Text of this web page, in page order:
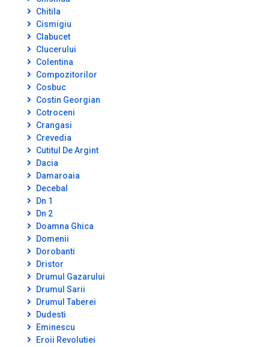
Chitila
Cismigiu
Clabucet
Clucerului
Colentina
Compozitorilor
Cosbuc
Costin Georgian
Cotroceni
Crangasi
Crevedia
Cutitul De Argint
Dacia
Damaroaia
Decebal
Dn 1
Dn 2
Doamna Ghica
Domenii
Dorobanti
Dristor
Drumul Gazarului
Drumul Sarii
Drumul Taberei
Dudesti
Eminescu
Eroii Revolutiei